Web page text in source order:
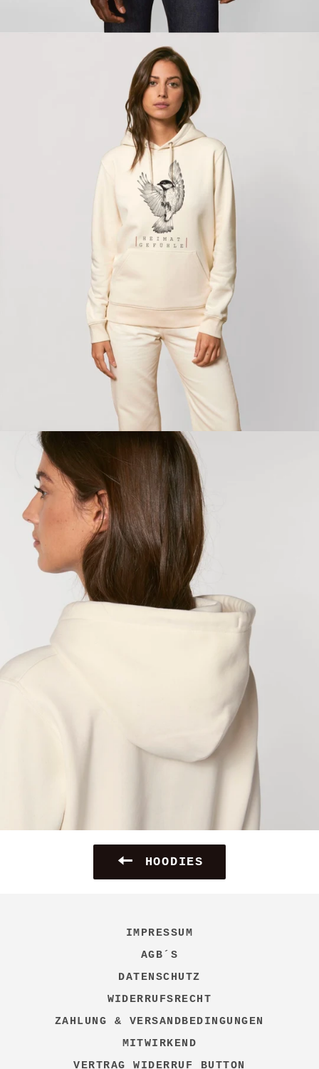
HOODIES
IMPRESSUM
AGB´S
DATENSCHUTZ
WIDERRUFSRECHT
ZAHLUNG & VERSANDBEDINGUNGEN
MITWIRKEND
VERTRAG WIDERRUF BUTTON